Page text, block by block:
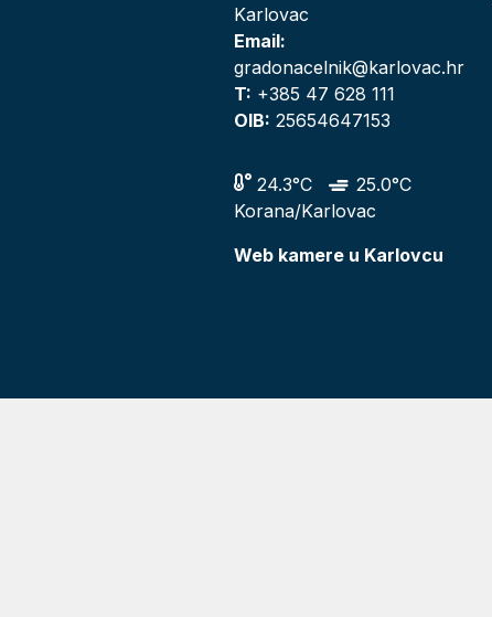
Karlovac
Email:
gradonacelnik@karlovac.hr
T: +385 47 628 111
OIB: 25654647153
24.3°C
25.0°C
Korana/Karlovac
Web kamere u Karlovcu